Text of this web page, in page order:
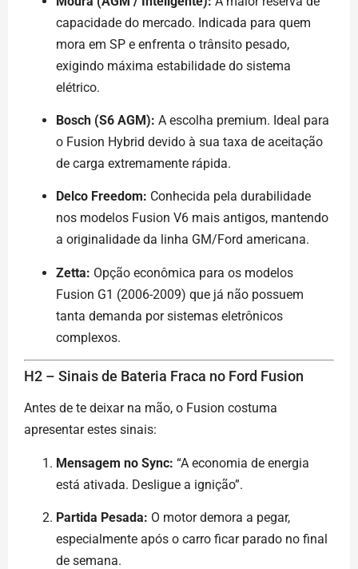
capacidade do mercado. Indicada para quem
mora em SP e enfrenta o trânsito pesado,
exigindo máxima estabilidade do sistema
elétrico.
Bosch (S6 AGM): A escolha premium. Ideal para
o Fusion Hybrid devido à sua taxa de aceitação
de carga extremamente rápida.
Delco Freedom: Conhecida pela durabilidade
nos modelos Fusion V6 mais antigos, mantendo
a originalidade da linha GM/Ford americana.
Zetta: Opção econômica para os modelos
Fusion G1 (2006-2009) que já não possuem
tanta demanda por sistemas eletrônicos
complexos.
H2 – Sinais de Bateria Fraca no Ford Fusion
Antes de te deixar na mão, o Fusion costuma
apresentar estes sinais:
Mensagem no Sync: “A economia de energia
está ativada. Desligue a ignição”.
Partida Pesada: O motor demora a pegar,
especialmente após o carro ficar parado no final
de semana.